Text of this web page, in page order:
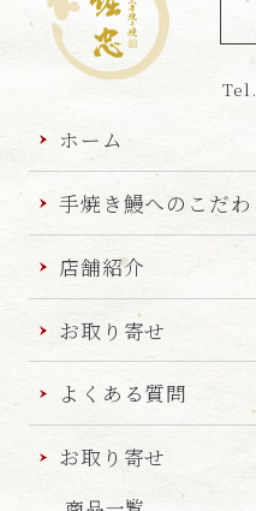
鰻 堀忠
ホーム
手焼き鰻へのこだわ
店舗紹介
お取り寄せ
よくある質問
お取り寄せ
Tel.